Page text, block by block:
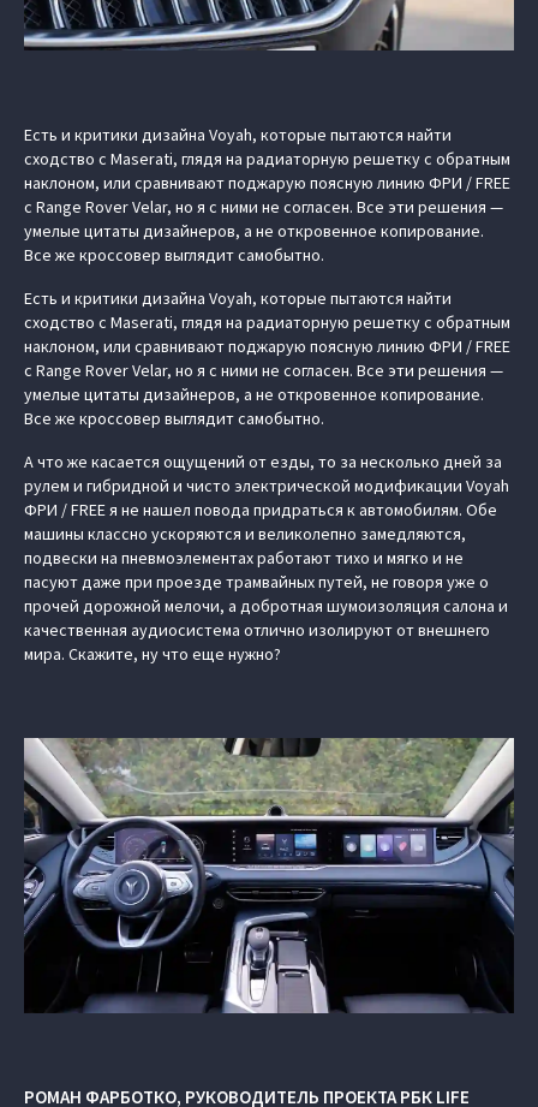
Есть и критики дизайна Voyah, которые пытаются найти
сходство с Maserati, глядя на радиаторную решетку с обратным
наклоном, или сравнивают поджарую поясную линию ФРИ / FREE
c Range Rover Velar, но я с ними не согласен. Все эти решения —
умелые цитаты дизайнеров, а не откровенное копирование.
Все же кроссовер выглядит самобытно.
Есть и критики дизайна Voyah, которые пытаются найти
сходство с Maserati, глядя на радиаторную решетку с обратным
наклоном, или сравнивают поджарую поясную линию ФРИ / FREE
c Range Rover Velar, но я с ними не согласен. Все эти решения —
умелые цитаты дизайнеров, а не откровенное копирование.
Все же кроссовер выглядит самобытно.
А что же касается ощущений от езды, то за несколько дней за
рулем и гибридной и чисто электрической модификации Voyah
ФРИ / FREE я не нашел повода придраться к автомобилям. Обе
машины классно ускоряются и великолепно замедляются,
подвески на пневмоэлементах работают тихо и мягко и не
пасуют даже при проезде трамвайных путей, не говоря уже о
прочей дорожной мелочи, а добротная шумоизоляция салона и
качественная аудиосистема отлично изолируют от внешнего
мира. Скажите, ну что еще нужно?
РОМАН ФАРБОТКО, РУКОВОДИТЕЛЬ ПРОЕКТА РБК LIFE